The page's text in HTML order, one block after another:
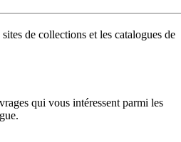
de collections et les catalogues de
qui vous intéressent parmi les